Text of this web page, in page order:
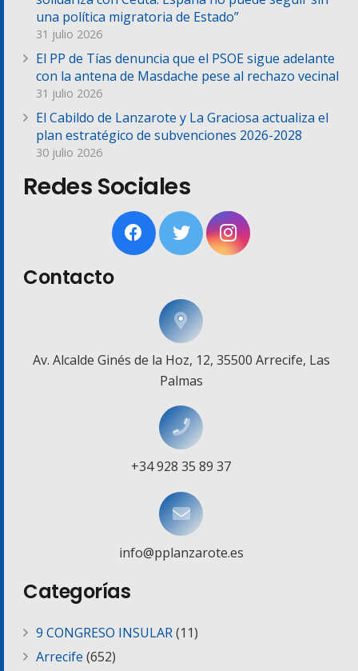
una política migratoria de Estado”
31 julio 2026
El PP de Tías denuncia que el PSOE sigue adelante
con la antena de Masdache pese al rechazo vecinal
31 julio 2026
El Cabildo de Lanzarote y La Graciosa actualiza el
plan estratégico de subvenciones 2026-2028
30 julio 2026
Redes Sociales
Contacto
Av. Alcalde Ginés de la Hoz, 12, 35500 Arrecife, Las
Palmas
+34 928 35 89 37
info@pplanzarote.es
Categorías
9 CONGRESO INSULAR(11)
Arrecife (652)